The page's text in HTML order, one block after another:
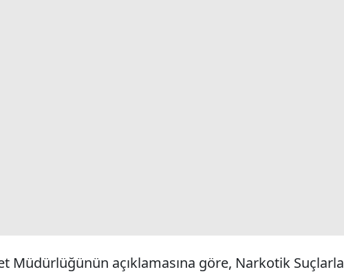
Müdürlüğünün açıklamasına göre, Narkotik Suçlarla